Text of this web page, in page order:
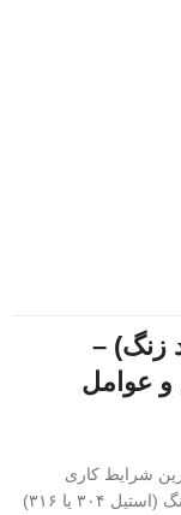
زنگ) –
و عوامل
شرایط کاری
طراحی شده است. هسته این بست از فولاد ضد زنگ (استیل ۳۰۴ یا ۳۱۶)